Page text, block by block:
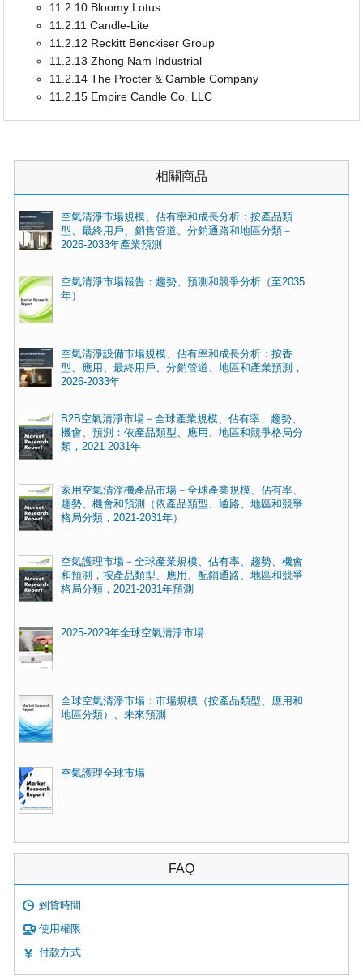
11.2.10 Bloomy Lotus
11.2.11 Candle-Lite
11.2.12 Reckitt Benckiser Group
11.2.13 Zhong Nam Industrial
11.2.14 The Procter & Gamble Company
11.2.15 Empire Candle Co. LLC
相關商品
空氣清淨市場規模、佔有率和成長分析：按產品類
型、最終用戶、銷售管道、分銷通路和地區分類－
2026-2033年產業預測
空氣清淨市場報告：趨勢、預測和競爭分析（至2035
年）
空氣清淨設備市場規模、佔有率和成長分析：按香
型、應用、最終用戶、分銷管道、地區和產業預測，
2026-2033年
B2B空氣清淨市場－全球產業規模、佔有率、趨勢、
機會、預測：依產品類型、應用、地區和競爭格局分
類，2021-2031年
家用空氣清淨機產品市場－全球產業規模、佔有率、
趨勢、機會和預測（依產品類型、通路、地區和競爭
格局分類，2021-2031年）
空氣護理市場－全球產業規模、佔有率、趨勢、機會
和預測，按產品類型、應用、配銷通路、地區和競爭
格局分類，2021-2031年預測
2025-2029年全球空氣清淨市場
全球空氣清淨市場：市場規模（按產品類型、應用和
地區分類）、未來預測
空氣護理全球市場
FAQ
到貨時間
使用權限
付款方式